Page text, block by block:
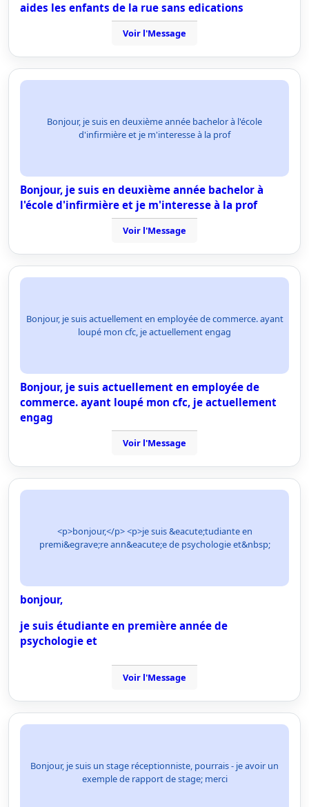
aides les enfants de la rue sans edications
Voir l'Message
Bonjour, je suis en deuxième année bachelor à l'école
d'infirmière et je m'interesse à la prof
Bonjour, je suis en deuxième année bachelor à
l'école d'infirmière et je m'interesse à la prof
Voir l'Message
Bonjour, je suis actuellement en employée de commerce. ayant
loupé mon cfc, je actuellement engag
Bonjour, je suis actuellement en employée de
commerce. ayant loupé mon cfc, je actuellement
engag
Voir l'Message
<p>bonjour,</p> <p>je suis &eacute;tudiante en
premi&egrave;re ann&eacute;e de psychologie et&nbsp;
bonjour,
je suis étudiante en première année de
psychologie et
Voir l'Message
Bonjour, je suis un stage réceptionniste, pourrais - je avoir un
exemple de rapport de stage; merci